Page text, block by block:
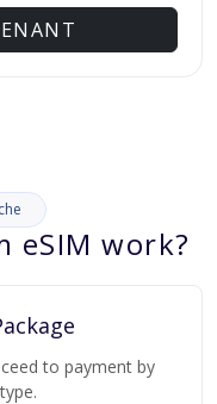
eSIM work?
to payment by